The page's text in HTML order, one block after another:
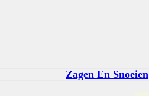
Zagen En Snoeien